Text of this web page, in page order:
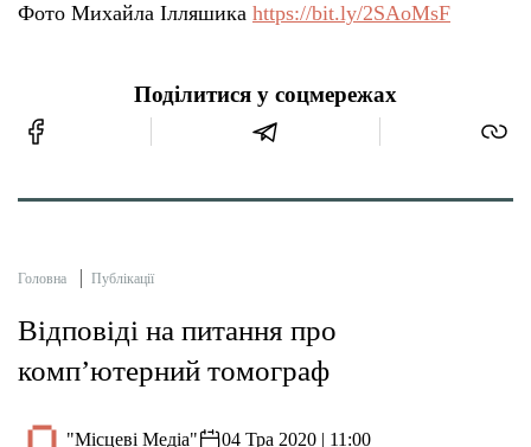
Фото Михайла Ілляшика https://bit.ly/2SAoMsF
Поділитися у соцмережах
Головна Публікації
Відповіді на питання про
комп’ютерний томограф
"Місцеві Медіа" 04 Тра 2020 | 11:00